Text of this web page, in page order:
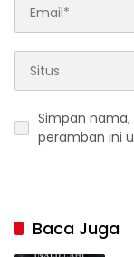
Simpan
peramban ini
Baca Juga